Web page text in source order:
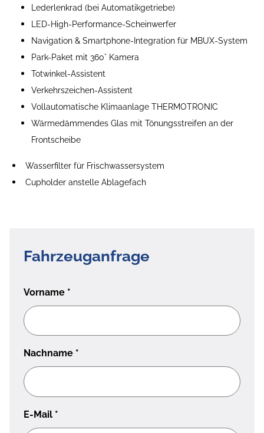
Lederlenkrad (bei Automatikgetriebe)
LED-High-Performance-Scheinwerfer
Navigation & Smartphone-Integration für MBUX-System
Park-Paket mit 360° Kamera
Totwinkel-Assistent
Verkehrszeichen-Assistent
Vollautomatische Klimaanlage THERMOTRONIC
Wärmedämmendes Glas mit Tönungsstreifen an der
Frontscheibe
Wasserfilter für Frischwassersystem
Cupholder anstelle Ablagefach
Fahrzeuganfrage
Vorname *
Nachname *
E-Mail *